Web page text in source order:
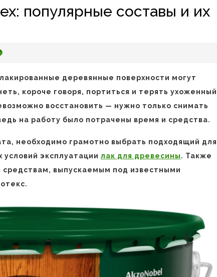
популярные составы и их
деревянные поверхности могут
короче говоря, портиться и терять ухоженный
восстановить — нужно только снимать
на работу было потрачены время и средства.
необходимо грамотно выбрать подходящий для
эксплуатации лак для древесины. Также
выпускаемым под известными